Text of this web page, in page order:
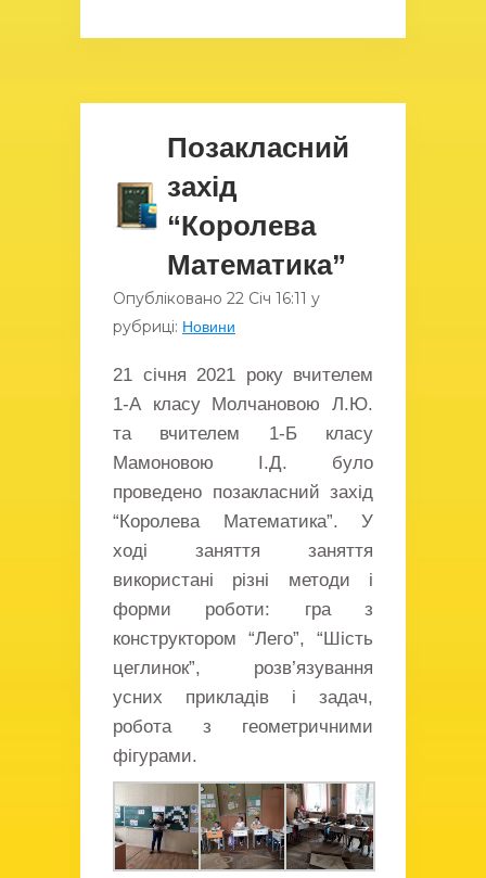
Позакласний
захід
“Королева
Математика”
Опубліковано 22 Січ 16:11 у
рубриці: Новини
21 січня 2021 року вчителем
1-А класу Молчановою Л.Ю.
та вчителем 1-Б класу
Мамоновою І.Д. було
проведено позакласний захід
“Королева Математика”. У
ході заняття заняття
використані різні методи і
форми роботи: гра з
конструктором “Лего”, “Шість
цеглинок”, розв’язування
усних прикладів і задач,
робота з геометричними
фігурами.